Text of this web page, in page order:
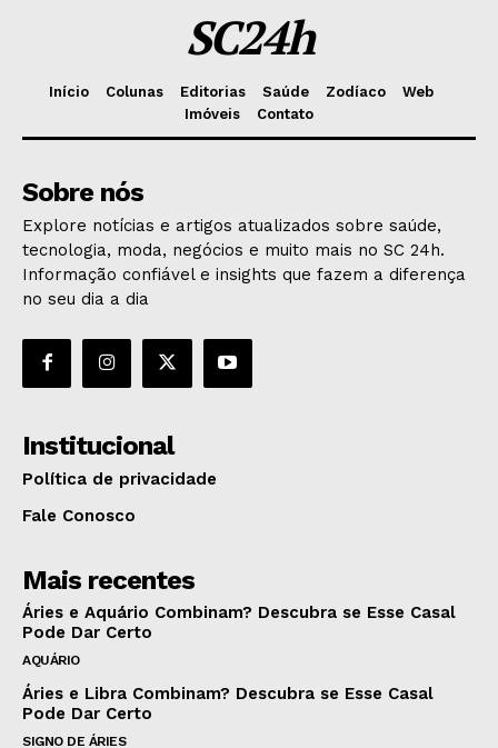
SC24h
Início Colunas Editorias Saúde Zodíaco
Web
Imóveis
Contato
Sobre nós
Explore notícias e artigos atualizados sobre saúde,
tecnologia, moda, negócios e muito mais no SC 24h.
Informação confiável e insights que fazem a diferença
no seu dia a dia
Institucional
Política de privacidade
Fale Conosco
Mais recentes
Áries e Aquário Combinam? Descubra se Esse Casal
Pode Dar Certo
AQUÁRIO
Áries e Libra Combinam? Descubra se Esse Casal
Pode Dar Certo
SIGNO DE ÁRIES